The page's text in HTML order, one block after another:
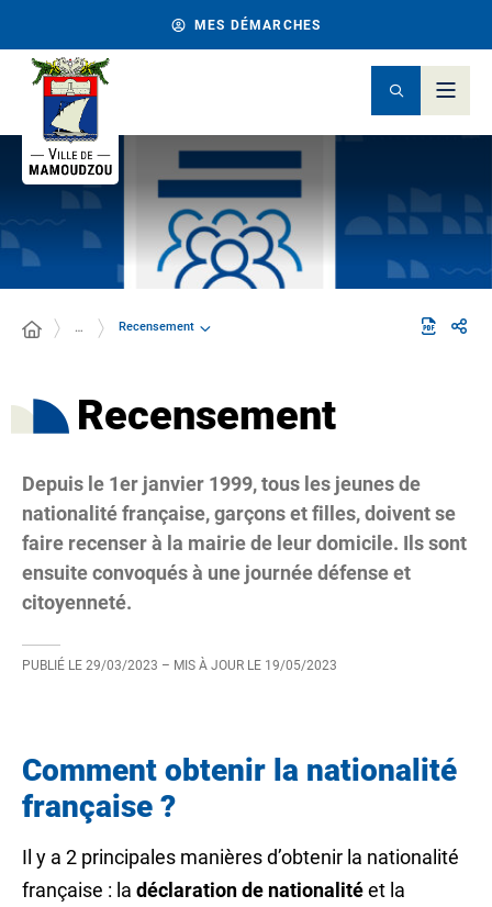
MES DÉMARCHES
… Recensement
Recensement
Depuis le 1er janvier 1999, tous les jeunes de
nationalité française, garçons et filles, doivent se
faire recenser à la mairie de leur domicile. Ils sont
ensuite convoqués à une journée défense et
citoyenneté.
PUBLIÉ LE 29/03/2023 – MIS À JOUR LE 19/05/2023
Comment obtenir la nationalité
française ?
Il y a 2 principales manières d’obtenir la nationalité
française : la déclaration de nationalitéet la